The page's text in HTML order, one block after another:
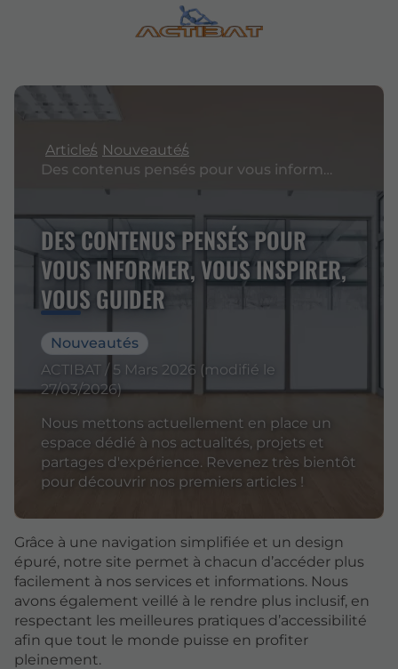
Articles Nouveautés
Des contenus pensés pour vous informer, vous inspirer, vous guider
DES CONTENUS PENSÉS POUR
VOUS INFORMER, VOUS INSPIRER,
VOUS GUIDER
Nouveautés
ACTIBAT / 5 Mars 2026 (modifié le
27/03/2026)
Nous mettons actuellement en place un
espace dédié à nos actualités, projets et
partages d'expérience. Revenez très bientôt
pour découvrir nos premiers articles !
Grâce à une navigation simplifiée et un design
épuré, notre site permet à chacun d’accéder plus
facilement à nos services et informations. Nous
avons également veillé à le rendre plus inclusif, en
respectant les meilleures pratiques d’accessibilité
afin que tout le monde puisse en profiter
pleinement.